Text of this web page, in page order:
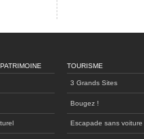
TOURISME
3 Grands Sites
Bougez !
Escapade sans voiture